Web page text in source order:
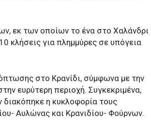
εκ των οποίων το ένα στο Χαλάνδρι
κλήσεις για πλημμύρες σε υπόγεια
στο Κρανίδι, σύμφωνα με την
ευρύτερη περιοχή. Συγκεκριμένα,
η κυκλοφορία τους
Αυλώνας και Κρανιδίου- Φούρνων.